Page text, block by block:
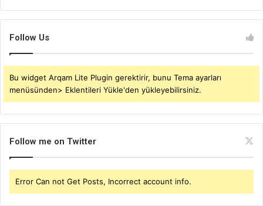
Follow Us
Bu widget Arqam Lite Plugin gerektirir, bunu Tema ayarları
menüsünden> Eklentileri Yükle'den yükleyebilirsiniz.
Follow me on Twitter
Error Can not Get Posts, Incorrect account info.